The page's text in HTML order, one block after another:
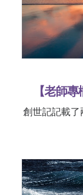
【老師
創世記記載